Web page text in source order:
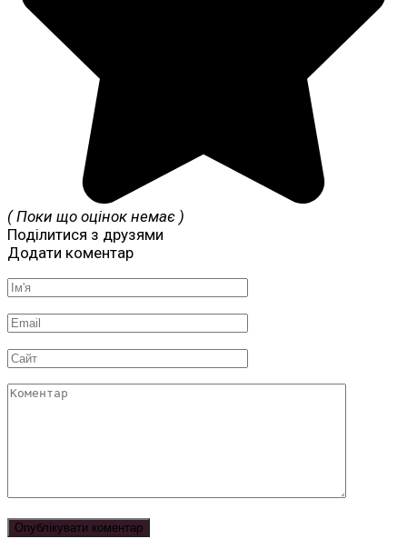
( Поки що оцінок немає )
Поділитися з друзями
Додати коментар
Ім'я
Email
Сайт
Коментар